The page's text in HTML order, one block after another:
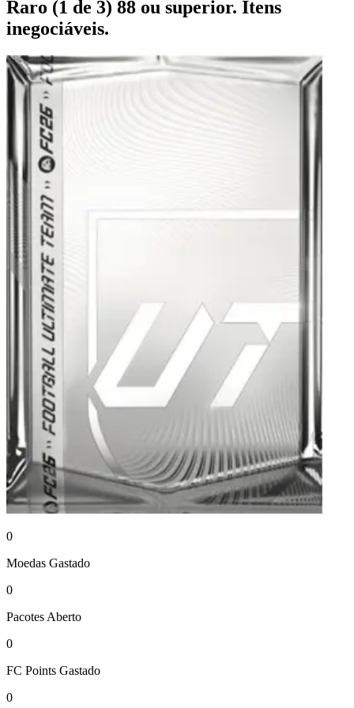
Raro (1 de 3) 88 ou superior. Itens
inegociáveis.
0
Moedas Gastado
0
Pacotes Aberto
0
FC Points Gastado
0